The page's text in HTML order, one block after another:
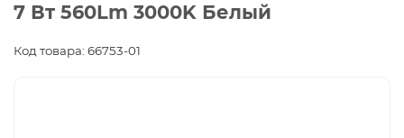
7 Вт 560Lm 3000K Белый
Код товара: 66753-01